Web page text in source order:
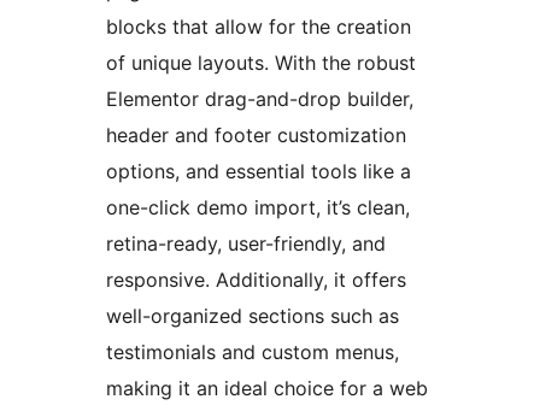
blocks that allow for the creation
of unique layouts. With the robust
Elementor drag-and-drop builder,
header and footer customization
options, and essential tools like a
one-click demo import, it’s clean,
retina-ready, user-friendly, and
responsive. Additionally, it offers
well-organized sections such as
testimonials and custom menus,
making it an ideal choice for a web